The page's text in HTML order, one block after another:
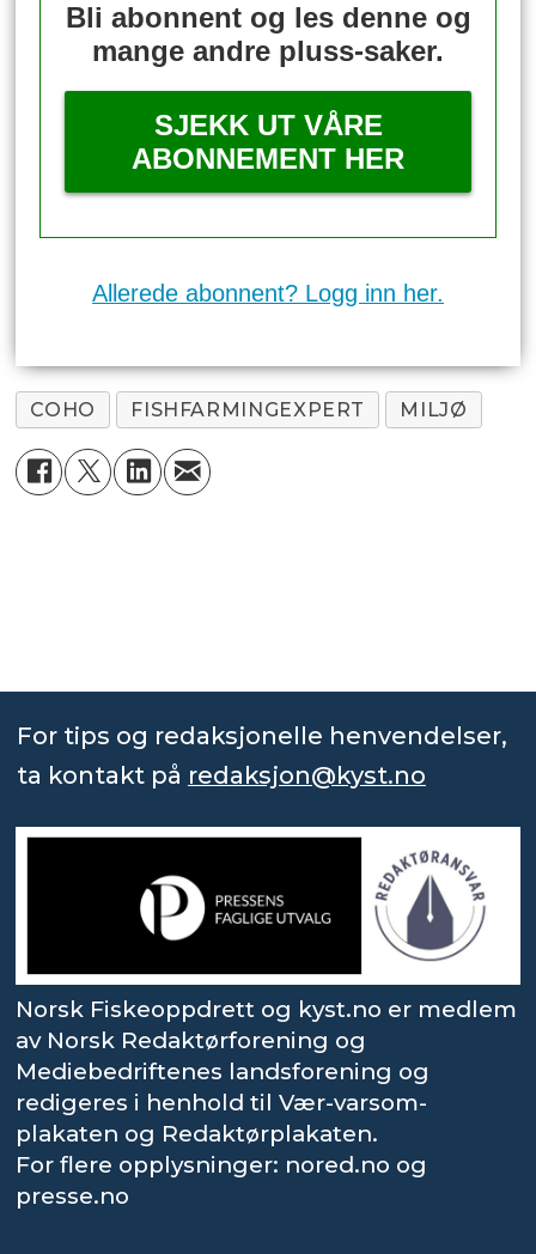
Bli abonnent og les denne og
mange andre pluss-saker.
SJEKK UT VÅRE
ABONNEMENT HER
Allerede abonnent? Logg inn her.
COHO FISHFARMINGEXPERT MILJØ
For tips og redaksjonelle henvendelser,
ta kontakt på redaksjon@kyst.no
Norsk Fiskeoppdrett og kyst.no er medlem
av Norsk Redaktørforening og
Mediebedriftenes landsforening og
redigeres i henhold til Vær-varsom-
plakaten og Redaktørplakaten.
For flere opplysninger: nored.no og
presse.no